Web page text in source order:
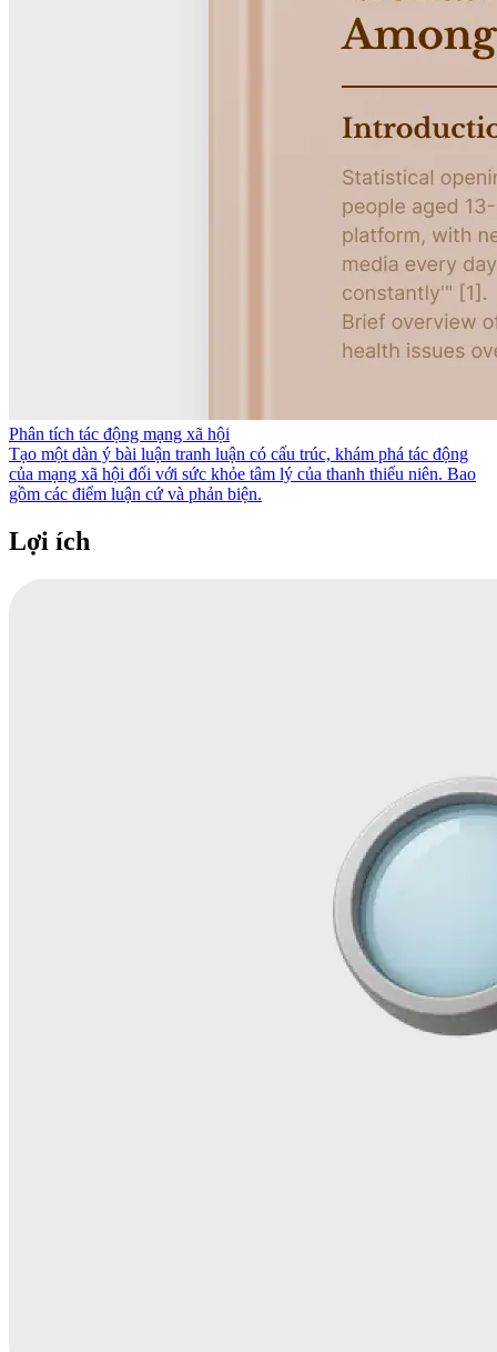
Phân tích tác động mạng xã hội
Tạo một dàn ý bài luận tranh luận có cấu trúc, khám phá tác động
của mạng xã hội đối với sức khỏe tâm lý của thanh thiếu niên. Bao
gồm các điểm luận cứ và phản biện.
Lợi ích